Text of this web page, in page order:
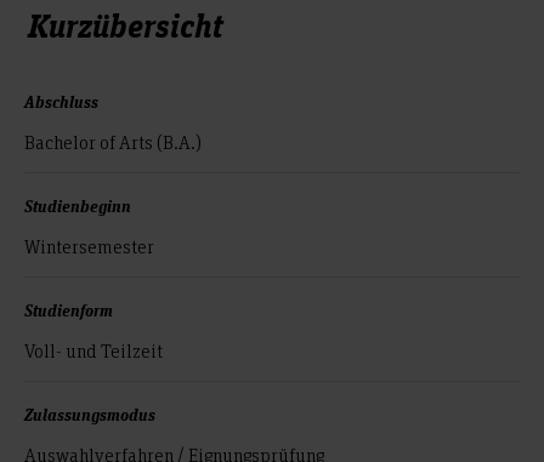
Kurzübersicht
Abschluss
Bachelor of Arts (B.A.)
Studienbeginn
Wintersemester
Studienform
Voll- und Teilzeit
Zulassungsmodus
Auswahlverfahren / Eignungsprüfung